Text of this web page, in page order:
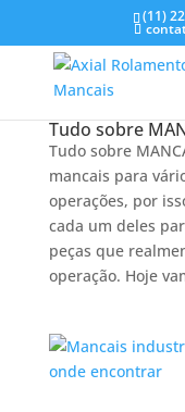
(11)
Tudo sobre
Tudo sobre
mancais para
operações, por
cada um deles
peças que
operação. Hoje